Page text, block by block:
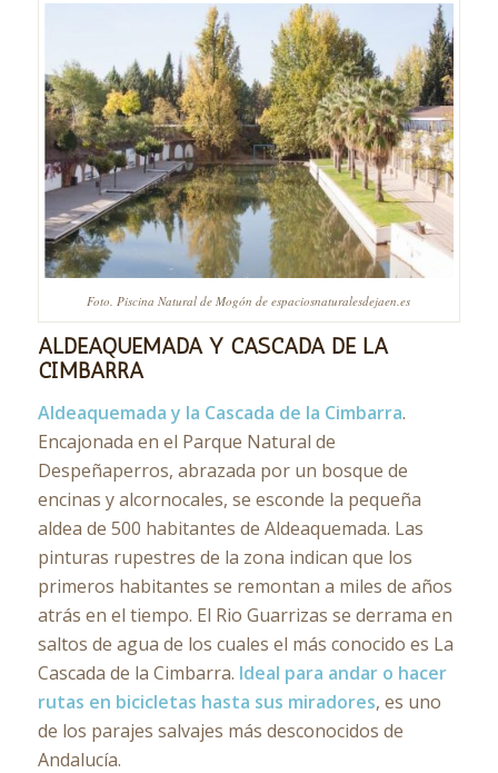
Foto. Piscina Natural de Mogón de espaciosnaturalesdejaen.es
ALDEAQUEMADA Y CASCADA DE LA
CIMBARRA
Aldeaquemada y la Cascada de la Cimbarra.
Encajonada en el Parque Natural de
Despeñaperros, abrazada por un bosque de
encinas y alcornocales, se esconde la pequeña
aldea de 500 habitantes de Aldeaquemada. Las
pinturas rupestres de la zona indican que los
primeros habitantes se remontan a miles de años
atrás en el tiempo. El Rio Guarrizas se derrama en
saltos de agua de los cuales el más conocido es La
Cascada de la Cimbarra. Ideal para andar o hacer
rutas en bicicletas hasta sus miradores, es uno
de los parajes salvajes más desconocidos de
Andalucía.